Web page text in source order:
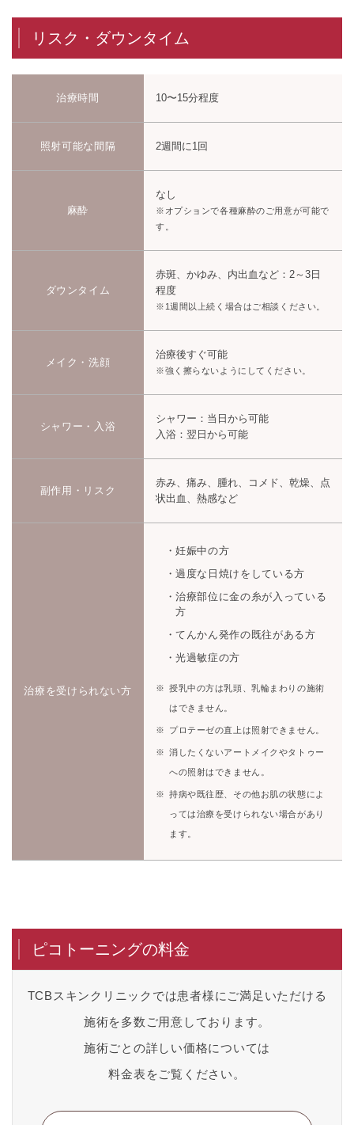
リスク・ダウンタイム
治療時間 10〜15分程度
照射可能な間隔 2週間に1回
麻酔
なし
※オプションで各種麻酔のご用意が可能で
す。
ダウンタイム
赤斑、かゆみ、内出血など：2～3日
程度
※1週間以上続く場合はご相談ください。
メイク・洗顔
治療後すぐ可能
※強く擦らないようにしてください。
シャワー・入浴
シャワー：当日から可能
入浴：翌日から可能
副作用・リスク
赤み、痛み、腫れ、コメド、乾燥、点
状出血、熱感など
治療を受けられない方
妊娠中の方
過度な日焼けをしている方
治療部位に金の糸が入っている
方
てんかん発作の既往がある方
光過敏症の方
授乳中の方は乳頭、乳輪まわりの施術
はできません。
プロテーゼの直上は照射できません。
消したくないアートメイクやタトゥー
への照射はできません。
持病や既往歴、その他お肌の状態によ
っては治療を受けられない場合があり
ます。
ピコトーニングの料金
TCBスキンクリニックでは患者様にご満足いただける
施術を多数ご用意しております。
施術ごとの詳しい価格については
料金表をご覧ください。